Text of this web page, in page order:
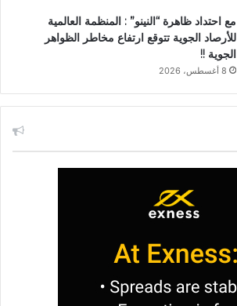
مع احتداد ظاهرة “النينو” : المنظمة العالمية
للأرصاد الجوية تتوقع ارتفاع مخاطر الظواهر
الجوية !!
8 أغسطس، 2026